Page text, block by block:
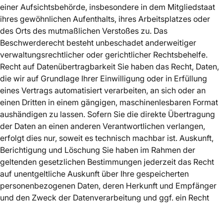
einer Aufsichtsbehörde, insbesondere in dem Mitgliedstaat
ihres gewöhnlichen Aufenthalts, ihres Arbeitsplatzes oder
des Orts des mutmaßlichen Verstoßes zu. Das
Beschwerderecht besteht unbeschadet anderweitiger
verwaltungsrechtlicher oder gerichtlicher Rechtsbehelfe.
Recht auf Datenübertragbarkeit Sie haben das Recht, Daten,
die wir auf Grundlage Ihrer Einwilligung oder in Erfüllung
eines Vertrags automatisiert verarbeiten, an sich oder an
einen Dritten in einem gängigen, maschinenlesbaren Format
aushändigen zu lassen. Sofern Sie die direkte Übertragung
der Daten an einen anderen Verantwortlichen verlangen,
erfolgt dies nur, soweit es technisch machbar ist. Auskunft,
Berichtigung und Löschung Sie haben im Rahmen der
geltenden gesetzlichen Bestimmungen jederzeit das Recht
auf unentgeltliche Auskunft über Ihre gespeicherten
personenbezogenen Daten, deren Herkunft und Empfänger
und den Zweck der Datenverarbeitung und ggf. ein Recht